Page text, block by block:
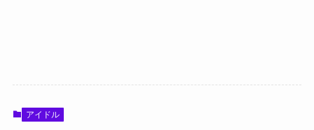
アイドル